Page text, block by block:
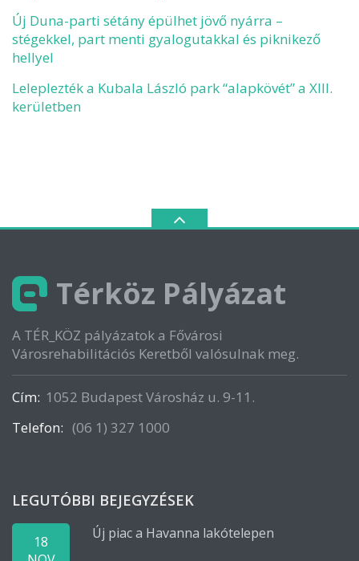
Új Duna-parti sétány épülhet jövő nyárra –
stégekkel, part menti gyalogutakkal és piknikező
hellyel
Leleplezték a Kubala László park “alapkövét” a XIII.
kerületben
Térköz Pályázat
A TÉR_KÖZ pályázatok a Fővárosi
Városrehabilitációs Keretből valósulnak meg.
Cím: 1052 Budapest Városház u. 9-11.
Telefon: (06 1) 327 1000
LEGUTÓBBI BEJEGYZÉSEK
18
Új piac a Havanna lakótelepen